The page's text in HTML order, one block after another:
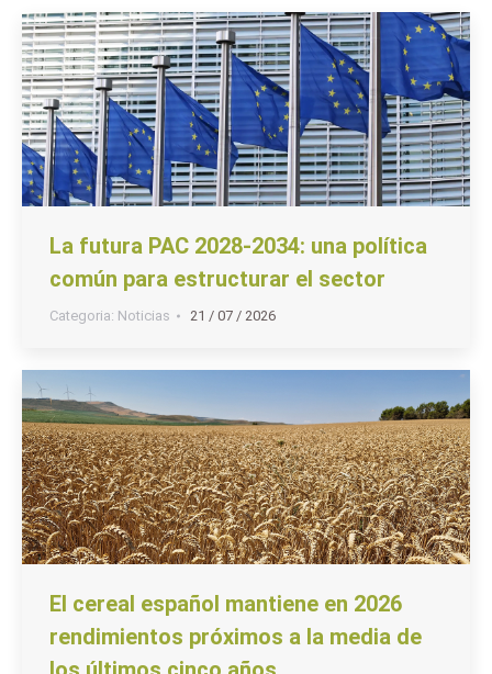
La futura PAC 2028-2034: una política
común para estructurar el sector
Categoria: Noticias 21 / 07 / 2026
El cereal español mantiene en 2026
rendimientos próximos a la media de